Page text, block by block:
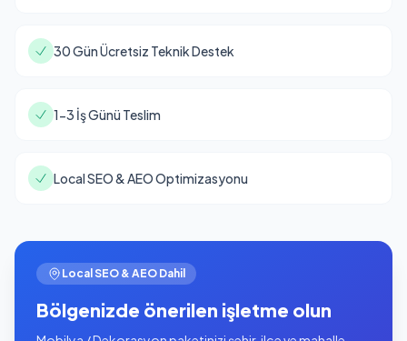
30 Gün Ücretsiz Teknik Destek
1-3 İş Günü Teslim
Local SEO & AEO Optimizasyonu
Local SEO & AEO Dahil
Bölgenizde önerilen işletme olun